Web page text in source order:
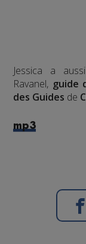
Jessica a
Ravanel, guide
des Guides de
mp3